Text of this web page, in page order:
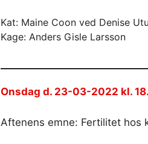
Kat: Maine Coon ved Denise
Kage: Anders Gisle Larsson
Onsdag d. 23-03-2022 kl.
Aftenens emne: Fertilitet hos